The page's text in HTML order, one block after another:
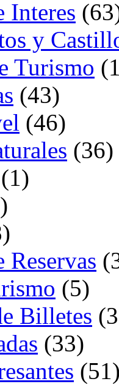
Interes
y
Turismo
(43)
(46)
(36)
(1)
Reservas
(5)
Billetes
(33)